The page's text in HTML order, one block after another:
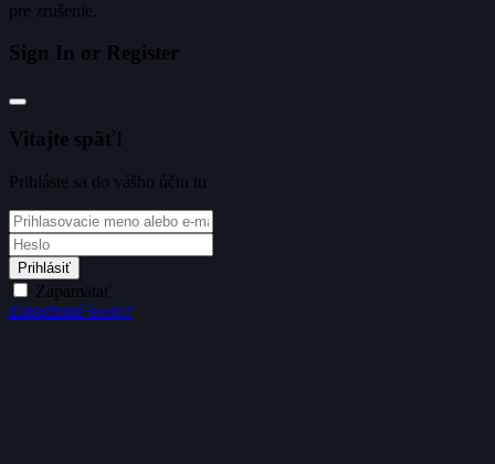
pre zrušenie.
Sign In or Register
Vitajte späť!
Prihláste sa do vášho účtu tu
Prihlásiť
Zapamätať
Zabudnuté heslo?